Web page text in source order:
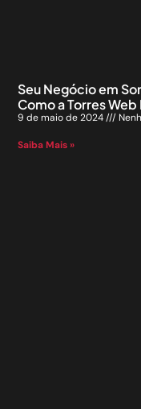
Seu Negócio em
Como a Torres
9 de maio de 2024
Saiba Mais »